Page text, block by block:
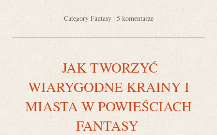
Category Fantasy| 5 komentarze
JAK TWORZYĆ
WIARYGODNE KRAINY I
MIASTA W POWIEŚCIACH
FANTASY